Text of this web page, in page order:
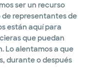
ser un recurso
de representantes de
están aquí para
que puedan
Lo alentamos a que
durante o después